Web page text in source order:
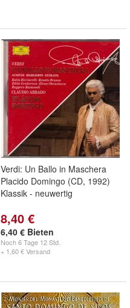
Verdi: Un Ballo in Maschera
Placido Domingo (CD, 1992)
Klassik - neuwertig
8,40 €
6,40 € Bieten
Noch6 Tage 12 Std.
+ 1,60 € Versand